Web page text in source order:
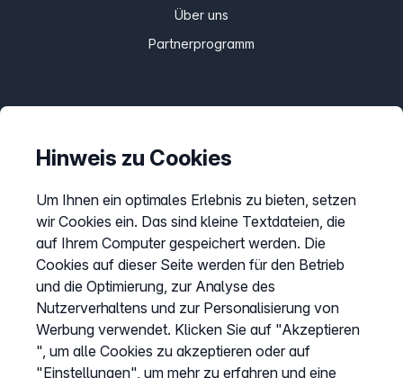
Über uns
Partnerprogramm
Preise
AGB
Datenschutz
Impressum
Cookies anpassen
Service
Hinweis zu Cookies
Um Ihnen ein optimales Erlebnis zu bieten, setzen
wir Cookies ein. Das sind kleine Textdateien, die
auf Ihrem Computer gespeichert werden. Die
Cookies auf dieser Seite werden für den Betrieb
und die Optimierung, zur Analyse des
Nutzerverhaltens und zur Personalisierung von
Werbung verwendet. Klicken Sie auf "Akzeptieren
", um alle Cookies zu akzeptieren oder auf
"Einstellungen", um mehr zu erfahren und eine